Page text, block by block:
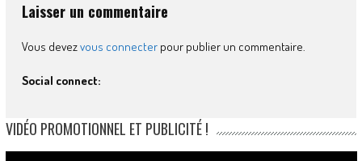
Laisser un commentaire
Vous devezvous connecterpour publier un commentaire.
Social connect:
VIDÉO PROMOTIONNEL ET PUBLICITÉ !